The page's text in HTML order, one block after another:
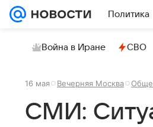
Политика
Война в Иране СВО
16 мая Вечерняя Москва
СМИ: